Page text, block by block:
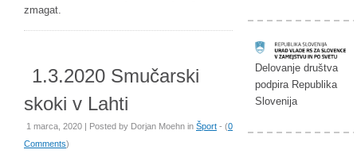
zmagat.
1.3.2020 Smučarski
skoki v Lahti
1 marca, 2020 | Posted by Dorjan Moehn in Šport - (0
Comments)
Delovanje društva
podpira Republika
Slovenija